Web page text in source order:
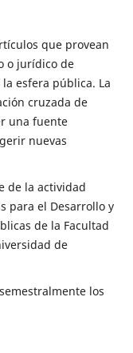
que provean
o jurídico de
esfera pública. La
cruzada de
una fuente
nuevas
de la actividad
para el Desarrollo y
de la Facultad
de
los